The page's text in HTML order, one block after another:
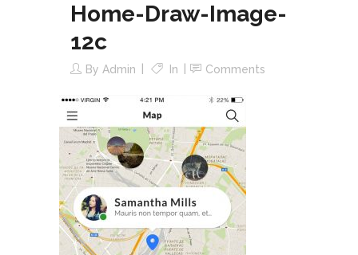
Home-Draw-Image-
12c
By Admin In Comments